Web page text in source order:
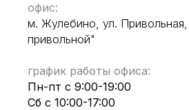
офис:
м. Жулебино, ул.
привольной"
график работы офиса:
Пн-пт с 9:00-19:00
Сб с 10:00-17:00